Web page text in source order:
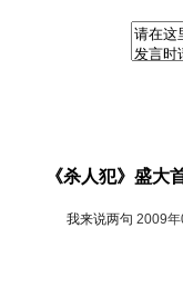
《杀人犯》盛大
我来说两句 2009年